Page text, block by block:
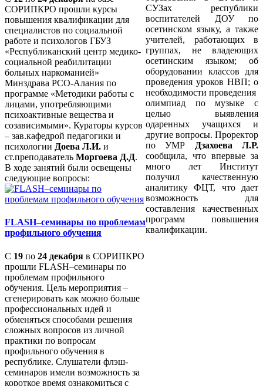
СОРИПКРО прошли курсы
повышения квалификации для
специалистов по социальной
работе и психологов ГБУЗ
«Республиканский центр медико-
социальной реабилитации
больных наркоманией»
Минздрава РСО-Алания по
программе «Методики работы с
лицами, употребляющими
психоактивные вещества и
созависимыми». Кураторы курсов
– зав.кафедрой педагогики и
психологии Доева Л.И. и
ст.преподаватель Моргоева Д.Д.
В ходе занятий были освещены
следующие вопросы:
FLASH–семинары по проблемам
профильного обучения
С 19 по 24 декабря в СОРИПКРО
прошли FLASH–семинары по
проблемам профильного
обучения. Цель мероприятия –
сгенерировать как можно больше
профессиональных идей и
обменяться способами решения
сложных вопросов из личной
практики по вопросам
профильного обучения в
республике. Слушатели флэш-
семинаров имели возможность за
короткое время ознакомиться с
СУЗах республики
воспитателей ДОУ по
осетинском языку, а также
учителей, работающих в
группах, не владеющих
осетинским языком; об
оборудовании классов для
проведения уроков НВП; о
необходимости проведения
олимпиад по музыке с
целью выявления
одаренных учащихся и
другие вопросы. Проректор
по УМР
Дзахоева Л.Р.
сообщила, что впервые за
много лет Институт
получил качественную
аналитику ФЦТ, что дает
возможность для
составления качественных
программ повышения
квалификации.